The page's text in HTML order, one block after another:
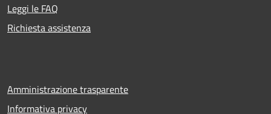
Leggi le FAQ
Richiesta assistenza
Amministrazione trasparente
Informativa privacy